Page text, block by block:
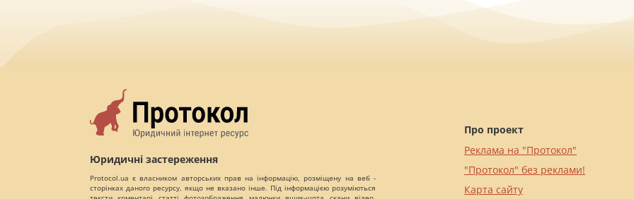
Юридичні застереження
Protocol.ua є власником авторських прав на інформацію, розміщену на веб -
сторінках даного ресурсу, якщо не вказано інше. Під інформацією розуміються
Про проект
Реклама на "Протокол"
"Протокол" без реклами!
Карта сайту